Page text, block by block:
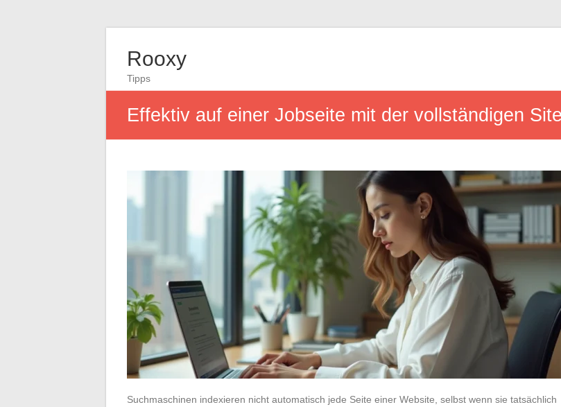
Rooxy
Tipps
Effektiv auf einer Jobseite mit der vollständigen
Suchmaschinen indexieren nicht automatisch jede Seite einer Website, selbst wenn sie tatsächlich